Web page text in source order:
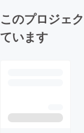
このプロジェ
ています